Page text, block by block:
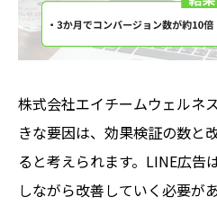
株式会社エイチームウェルネ
きな要因は、効果検証の数と
ると考えられます。LINE広告
しながら改善していく必要が